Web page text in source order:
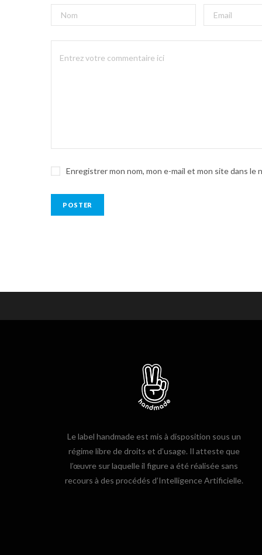
Enregistrer mon nom, mon e-mail et mon site dans
Le label handmade est mis à disposition sous un
régime libre de droits et d’usage. Il atteste que
l’œuvre sur laquelle il figure a été réalisée sans
recours à des procédés d’Intelligence Artificielle.